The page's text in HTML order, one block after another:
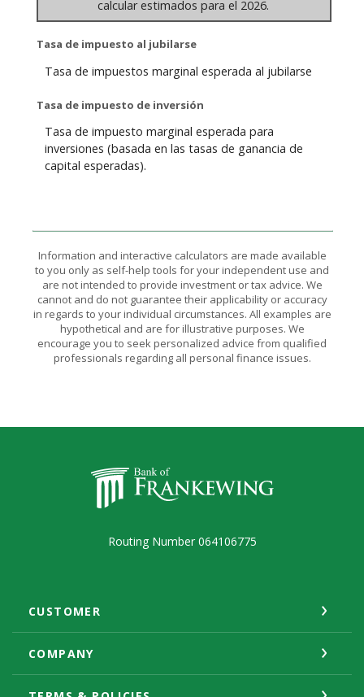
calcular estimados para el 2026.
Tasa de impuesto al jubilarse
Tasa de impuestos marginal esperada al jubilarse
Tasa de impuesto de inversión
Tasa de impuesto marginal esperada para
inversiones (basada en las tasas de ganancia de
capital esperadas).
Information and interactive calculators are made available
to you only as self-help tools for your independent use and
are not intended to provide investment or tax advice. We
cannot and do not guarantee their applicability or accuracy
in regards to your individual circumstances. All examples are
hypothetical and are for illustrative purposes. We
encourage you to seek personalized advice from qualified
professionals regarding all personal finance issues.
Bank of Frankewing
Routing Number 064106775
CUSTOMER
COMPANY